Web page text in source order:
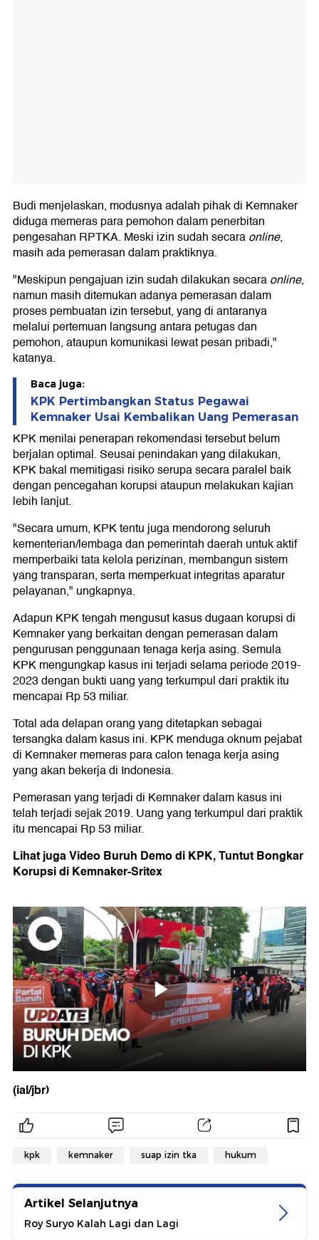
Budi menjelaskan, modusnya adalah pihak di Kemnaker
diduga memeras para pemohon dalam penerbitan
pengesahan RPTKA. Meski izin sudah secaraonline,
masih ada pemerasan dalam praktiknya.
"Meskipun pengajuan izin sudah dilakukan secaraonline,
namun masih ditemukan adanya pemerasan dalam
proses pembuatan izin tersebut, yang di antaranya
melalui pertemuan langsung antara petugas dan
pemohon, ataupun komunikasi lewat pesan pribadi,"
katanya.
Baca juga:
KPK Pertimbangkan Status Pegawai
Kemnaker Usai Kembalikan Uang Pemerasan
KPK menilai penerapan rekomendasi tersebut belum
berjalan optimal. Seusai penindakan yang dilakukan,
KPK bakal memitigasi risiko serupa secara paralel baik
dengan pencegahan korupsi ataupun melakukan kajian
lebih lanjut.
"Secara umum, KPK tentu juga mendorong seluruh
kementerian/lembaga dan pemerintah daerah untuk aktif
memperbaiki tata kelola perizinan, membangun sistem
yang transparan, serta memperkuat integritas aparatur
pelayanan," ungkapnya.
Adapun KPK tengah mengusut kasus dugaan korupsi di
Kemnaker yang berkaitan dengan pemerasan dalam
pengurusan penggunaan tenaga kerja asing. Semula
KPK mengungkap kasus ini terjadi selama periode 2019-
2023 dengan bukti uang yang terkumpul dari praktik itu
mencapai Rp 53 miliar.
Total ada delapan orang yang ditetapkan sebagai
tersangka dalam kasus ini. KPK menduga oknum pejabat
di Kemnaker memeras para calon tenaga kerja asing
yang akan bekerja di Indonesia.
Pemerasan yang terjadi di Kemnaker dalam kasus ini
telah terjadi sejak 2019. Uang yang terkumpul dari praktik
itu mencapai Rp 53 miliar.
Lihat juga Video Buruh Demo di KPK, Tuntut Bongkar
Korupsi di Kemnaker-Sritex
(ial/jbr)
kpk kemnaker suap izin tka hukum
Artikel Selanjutnya
Roy Suryo Kalah Lagi dan Lagi